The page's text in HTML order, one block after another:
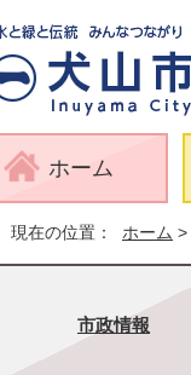
ホーム
現在の位置： ホーム >
市政情報